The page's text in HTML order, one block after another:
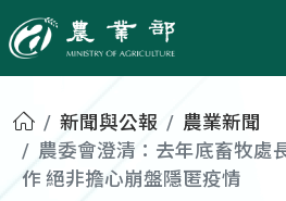
農業部
首頁新聞與公報
農業新聞
農委會澄清：去年底畜牧處
作 絕非擔心崩盤隱匿疫情